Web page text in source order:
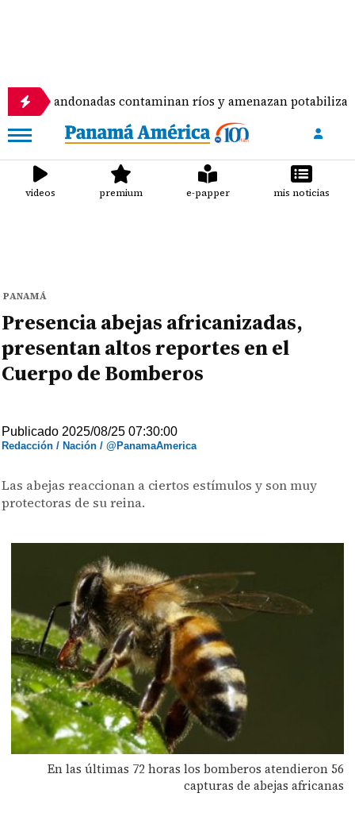
contaminan ríos y amenazan potabilizadora en
videos premium e-papper mis noticias
PANAMÁ
Presencia abejas africanizadas,
presentan altos reportes en el
Cuerpo de Bomberos
Publicado 2025/08/25 07:30:00
Redacción / Nación / @PanamaAmerica
Las abejas reaccionan a ciertos estímulos y son muy
protectoras de su reina.
En las últimas 72 horas los bomberos atendieron 56
capturas de abejas africanas